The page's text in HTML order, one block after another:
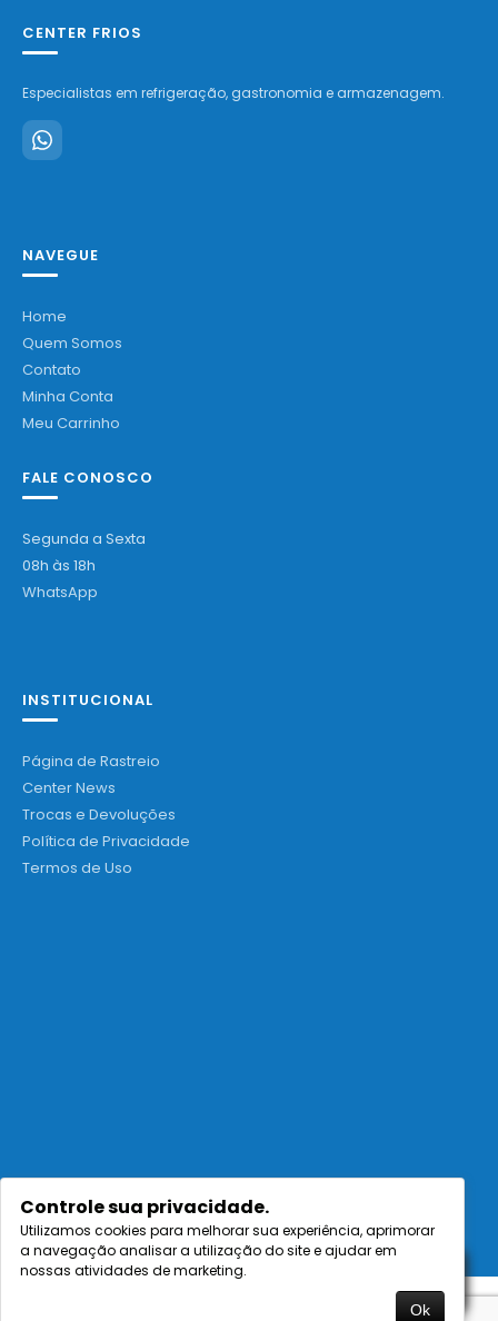
WHATSAPP
CENTER FRIOS
Especialistas em refrigeração, gastronomia e armazenagem.
NAVEGUE
Home
Quem Somos
Contato
Minha Conta
Meu Carrinho
FALE CONOSCO
Segunda a Sexta
08h às 18h
WhatsApp
INSTITUCIONAL
Página de Rastreio
Center News
Trocas e Devoluções
Política de Privacidade
Termos de Uso
CENTER FRIOS - Loja Virtual - Especialistas em soluções para
Controle sua privacidade.
Utilizamos cookies para melhorar sua experiência, aprimorar
a navegação analisar a utilização do site e ajudar em
nossas atividades de marketing.
Ok